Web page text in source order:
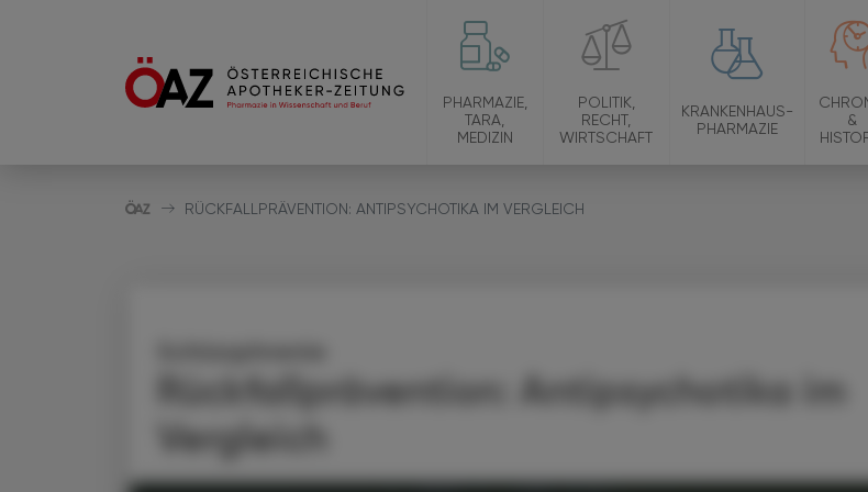
PHARMAZIE,
TARA,
MEDIZIN
POLITIK,
RECHT,
WIRTSCHAFT
KRANKENHAUS-
PHARMAZIE
&
RÜCKFALLPRÄVENTION: ANTIPSYCHOTIKA IM VERGLEICH
Rückfallprävention: Antipsychotika im
Vergleich